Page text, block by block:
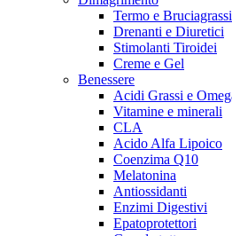
Termo e Bruciagrassi
Drenanti e Diuretici
Stimolanti Tiroidei
Creme e Gel
Benessere
Acidi Grassi e
Vitamine e minerali
CLA
Acido Alfa Lipoico
Coenzima Q10
Melatonina
Antiossidanti
Enzimi Digestivi
Epatoprotettori